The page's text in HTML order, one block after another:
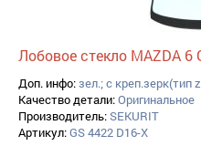
Лобовое стекло MAZDA 6
Доп. инфо:зел.; с креп.зерк(тип
Качество детали:Оригинальное
Производитель:SEKURIT
Артикул:GS 4422 D16-X